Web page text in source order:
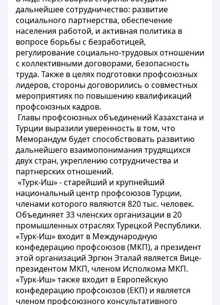
дальнейшее сотрудничество: развитие
социального партнерства, обеспечение
населения работой, и активная политика в
вопросе борьбы с безработицей,
регулирование социально-трудовых отношении
с коллективными договорами, безопасность
труда. Также в целях подготовки профсоюзных
лидеров, стороны договорились о совместных
мероприятиях по повышению квалификаций
профсоюзных кадров.
Главы профсоюзных объединений Казахстана и
Турции выразили уверенность в том, что
Меморандум будет способствовать развитию
дальнейшего взаимопонимания трудящихся
двух стран, укреплению сотрудничества и
партнерских отношений.
«Турк-Иш» - старейший и крупнейший
национальный центр профсоюзов Турции,
членами которого являются 820 тыс. человек.
Объединяет 33 членских организации в 20
промышленных отраслях Турецкой Республики.
«Турк-Иш» входит в Международную
конфедерацию профсоюзов (МКП), а президент
этой организаций Эргюн Эталай является Вице-
президентом МКП, членом Исполкома МКП.
«Турк-Иш» также входит в Европейскую
конфедерацию профсоюзов (ЕКП) и является
членом профсоюзного консультативного